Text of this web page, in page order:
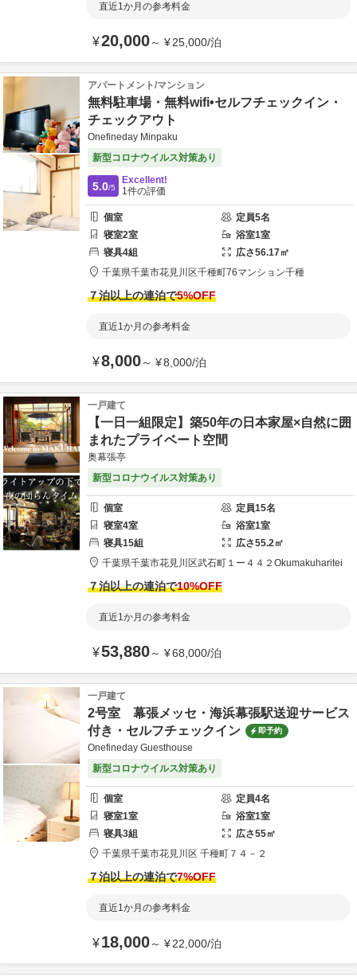
直近1か月の参考料金
¥20,000～ ¥25,000/泊
アパートメント/マンション
無料駐車場・無料wifi•セルフチェックイン・
チェックアウト
Onefineday Minpaku
新型コロナウイルス対策あり
5.0/5
Excellent!
1件の評価
個室 定員5名
寝室2室 浴室1室
寝具4組 広さ56.17㎡
千葉県千葉市花見川区千種町76マンション千種
７泊以上の連泊で5%OFF
直近1か月の参考料金
¥8,000～ ¥8,000/泊
一戸建て
【一日一組限定】築50年の日本家屋×自然に囲
まれたプライベート空間
奥幕張亭
新型コロナウイルス対策あり
個室 定員15名
寝室4室 浴室1室
寝具15組 広さ55.2㎡
千葉県千葉市花見川区武石町１ー４４２ Okumakuharitei
７泊以上の連泊で10%OFF
直近1か月の参考料金
¥53,880～ ¥68,000/泊
一戸建て
2号室 幕張メッセ・海浜幕張駅送迎サービス
付き・セルフチェックイン
即予約
Onefineday Guesthouse
新型コロナウイルス対策あり
個室 定員4名
寝室1室 浴室1室
寝具3組 広さ55㎡
千葉県千葉市花見川区 千種町７４－２
７泊以上の連泊で7%OFF
直近1か月の参考料金
¥18,000～ ¥22,000/泊